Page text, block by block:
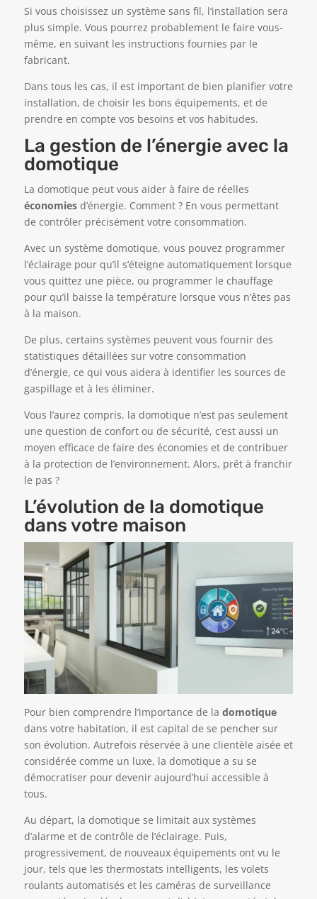
Si vous choisissez un système sans fil, l’installation sera
plus simple. Vous pourrez probablement le faire vous-
même, en suivant les instructions fournies par le
fabricant.
Dans tous les cas, il est important de bien planifier votre
installation, de choisir les bons équipements, et de
prendre en compte vos besoins et vos habitudes.
La gestion de l’énergie avec la
domotique
La domotique peut vous aider à faire de réelles
économiesd’énergie. Comment ? En vous permettant
de contrôler précisément votre consommation.
Avec un système domotique, vous pouvez programmer
l’éclairage pour qu’il s’éteigne automatiquement lorsque
vous quittez une pièce, ou programmer le chauffage
pour qu’il baisse la température lorsque vous n’êtes pas
à la maison.
De plus, certains systèmes peuvent vous fournir des
statistiques détaillées sur votre consommation
d’énergie, ce qui vous aidera à identifier les sources de
gaspillage et à les éliminer.
Vous l’aurez compris, la domotique n’est pas seulement
une question de confort ou de sécurité, c’est aussi un
moyen efficace de faire des économies et de contribuer
à la protection de l’environnement. Alors, prêt à franchir
le pas ?
L’évolution de la domotique
dans votre maison
Pour bien comprendre l’importance de la domotique
dans votre habitation, il est capital de se pencher sur
son évolution. Autrefois réservée à une clientèle aisée et
considérée comme un luxe, la domotique a su se
démocratiser pour devenir aujourd’hui accessible à
tous.
Au départ, la domotique se limitait aux systèmes
d’alarme et de contrôle de l’éclairage. Puis,
progressivement, de nouveaux équipements ont vu le
jour, tels que les thermostats intelligents, les volets
roulants automatisés et les caméras de surveillance